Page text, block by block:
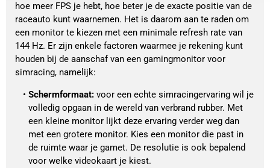
hoe meer FPS je hebt, hoe beter je de exacte positie van de
raceauto kunt waarnemen. Het is daarom aan te raden om
een monitor te kiezen met een minimale refresh rate van
144 Hz. Er zijn enkele factoren waarmee je rekening kunt
houden bij de aanschaf van een gamingmonitor voor
simracing, namelijk:
Schermformaat: voor een echte simracingervaring wil je
volledig opgaan in de wereld van verbrand rubber. Met
een kleine monitor lijkt deze ervaring verder weg dan
met een grotere monitor. Kies een monitor die past in
de ruimte waar je gamet. De resolutie is ook bepalend
voor welke videokaart je kiest.